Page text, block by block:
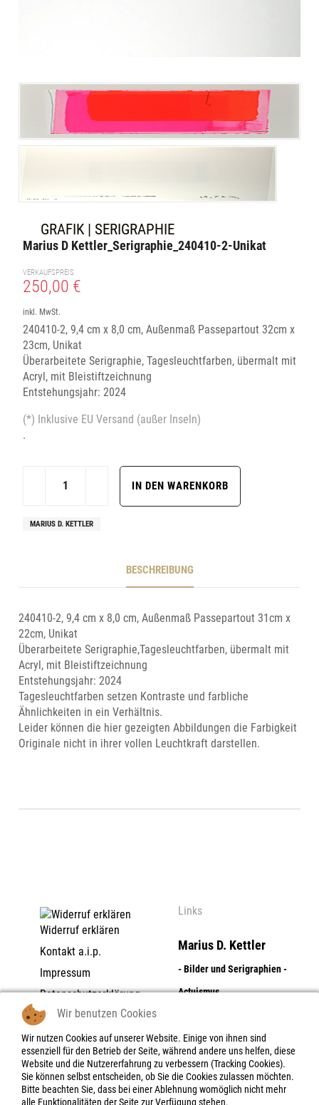
GRAFIK | SERIGRAPHIE
Marius D Kettler_Serigraphie_240410-2-Unikat
VERKAUFSPREIS
250,00 €
inkl. MwSt.
240410-2, 9,4 cm x 8,0 cm, Außenmaß Passepartout 32cm x
23cm, Unikat
Überarbeitete Serigraphie, Tagesleuchtfarben, übermalt mit
Acryl, mit Bleistiftzeichnung
Entstehungsjahr: 2024
(*) Inklusive EU Versand (außer Inseln)
.
MARIUS D. KETTLER
BESCHREIBUNG
240410-2, 9,4 cm x 8,0 cm, Außenmaß Passepartout 31cm x
22cm, Unikat
Überarbeitete Serigraphie,Tagesleuchtfarben, übermalt mit
Acryl, mit Bleistiftzeichnung
Entstehungsjahr: 2024
Tagesleuchtfarben setzen Kontraste und farbliche
Ähnlichkeiten in ein Verhältnis.
Leider können die hier gezeigten Abbildungen die Farbigkeit
Originale nicht in ihrer vollen Leuchtkraft darstellen.
Widerruf erklären
Kontakt a.i.p.
Impressum
Datenschutzerklärung
AGB | Zahlungs- und
Lieferbedingungen |
Widerrufsrecht
Widerrufsbelehrung |
-formular
Links
Marius D. Kettler
- Bilder und Serigraphien -
Actuismus
- Digitale Photographie -
Objektboxen - Skulpturen -
Reliefe
Wir benutzen Cookies
Wir nutzen Cookies auf unserer Website. Einige von ihnen sind
essenziell für den Betrieb der Seite, während andere uns helfen, diese
Website und die Nutzererfahrung zu verbessern (Tracking Cookies).
Sie können selbst entscheiden, ob Sie die Cookies zulassen möchten.
Bitte beachten Sie, dass bei einer Ablehnung womöglich nicht mehr
alle Funktionalitäten der Seite zur Verfügung stehen.